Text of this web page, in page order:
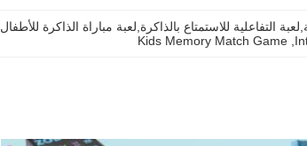
التفاعلية للاستمتاع بالذاكرة,لعبة مباراة الذاكرة للأطفال
,
Kids Memory Match Game